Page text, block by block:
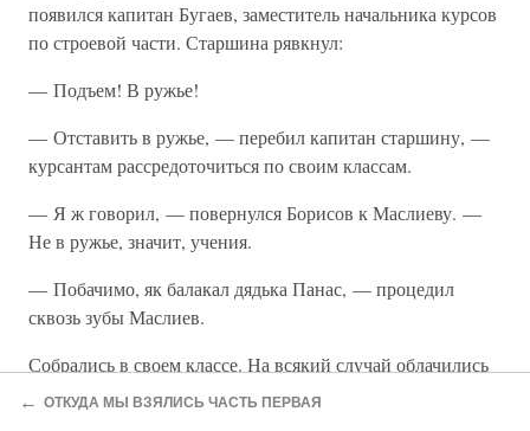
появился капитан Бугаев, заместитель начальника курсов
по строевой части. Старшина рявкнул:
— Подъем! В ружье!
— Отставить в ружье, — перебил капитан старшину, —
курсантам рассредоточиться по своим классам.
— Я ж говорил, — повернулся Борисов к Маслиеву. —
Не в ружье, значит, учения.
— Побачимо, як балакал дядька Панас, — процедил
сквозь зубы Маслиев.
Собрались в своем классе. На всякий случай облачились
в рабочую форму — чего ради на учения идти в новой
← ОТКУДА МЫ ВЗЯЛИСЬ ЧАСТЬ ПЕРВАЯ